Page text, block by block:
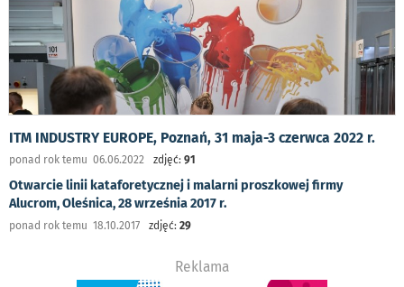
ITM INDUSTRY EUROPE, Poznań, 31 maja-3 czerwca 2022 r.
ponad rok temu 06.06.2022 zdjęć: 91
Otwarcie linii kataforetycznej i malarni proszkowej firmy
Alucrom, Oleśnica, 28 września 2017 r.
ponad rok temu 18.10.2017 zdjęć: 29
Reklama